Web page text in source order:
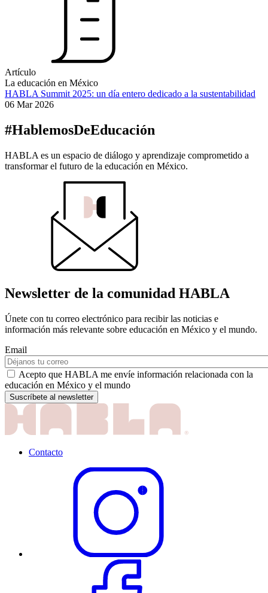
Artículo
La educación en México
HABLA Summit 2025: un día entero dedicado a la sustentabilidad
06 Mar 2026
#HablemosDeEducación
HABLA es un espacio de diálogo y aprendizaje comprometido a
transformar el futuro de la educación en México.
Newsletter de la comunidad HABLA
Únete con tu correo electrónico para recibir las noticias e
información más relevante sobre educación en México y el mundo.
Email
Acepto que HABLA me envíe información relacionada con la
educación en México y el mundo
Contacto